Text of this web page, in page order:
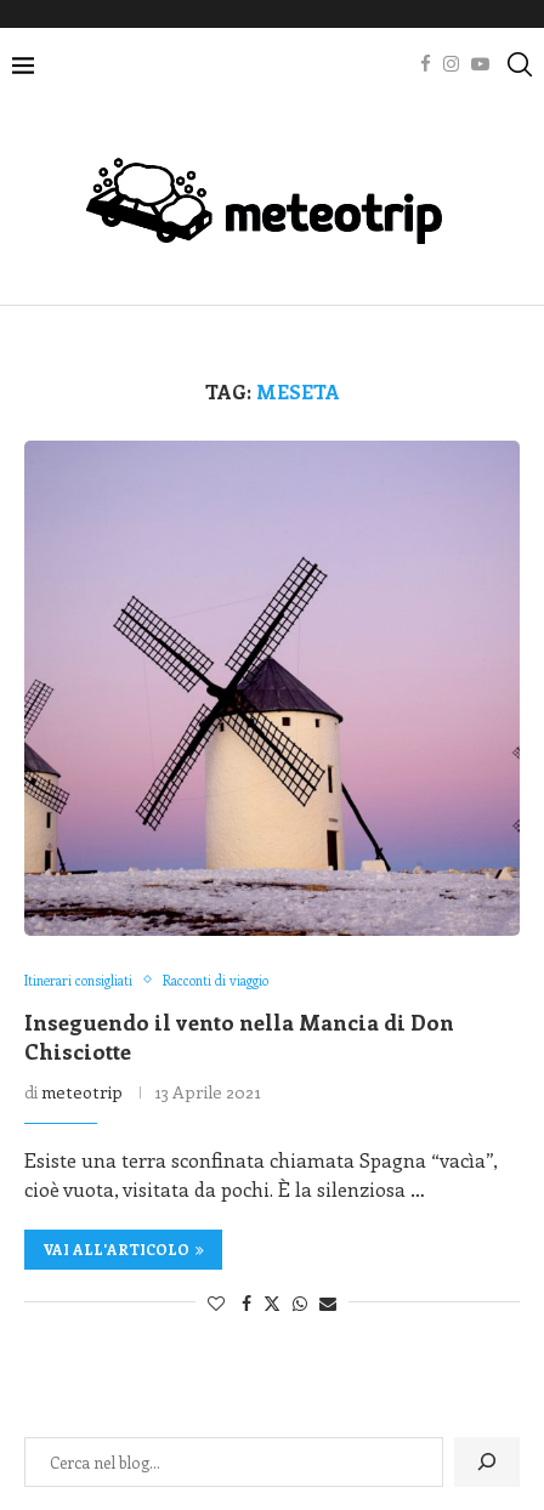
TAG: MESETA
Itinerari consigliati Racconti di viaggio
Inseguendo il vento nella Mancia di Don
Chisciotte
dimeteotrip 13 Aprile 2021
Esiste una terra sconfinata chiamata Spagna “vacìa”,
cioè vuota, visitata da pochi. È la silenziosa …
VAI ALL'ARTICOLO